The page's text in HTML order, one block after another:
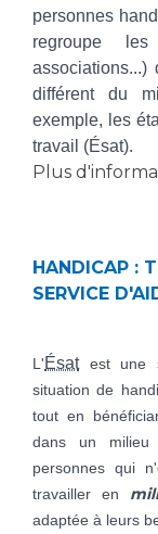
Salon des
Transports
Vos droits, vos
Handicap
Accueil
Charte
Activité
Cancer
Les structures
Écoles et
Adresser un
Médicale
Radiologie /
Les pôles
Anatomie et
personnes
regroupe les
associations...)
différent du
exemple, les
travail (Ésat).
Plus
HANDICAP :
SERVICE
L'Ésatest une
situation de
tout en
dans un milieu
personnes qui
travailler en
adaptée à leurs